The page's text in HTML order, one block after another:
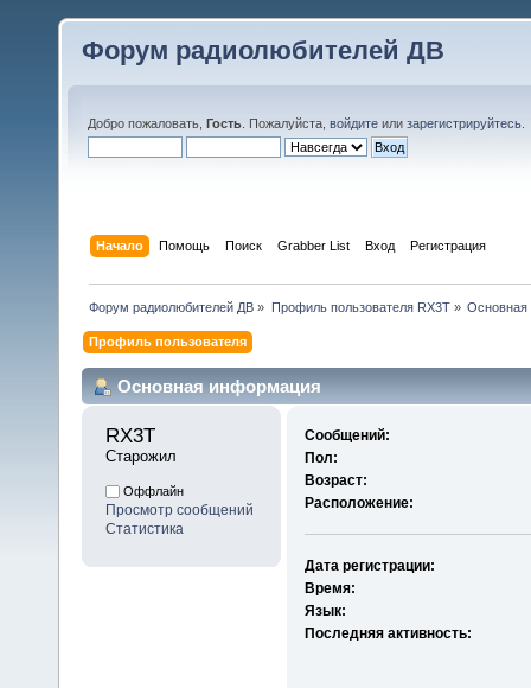
Форум радиолюбителей ДВ
Добро пожаловать, Гость . Пожалуйста, войдите или зарегистрируйтесь
Начало Помощь Поиск Grabber List Вход Регистрация
Форум радиолюбителей ДВ » Профиль пользователя RX3T»
Профиль пользователя
Основная информация
RX3T
Старожил
Оффлайн
Просмотр сообщений
Статистика
Сообщений:
Пол:
Возраст:
Расположение:
Дата регистрации:
Время:
Язык:
Последняя активность: